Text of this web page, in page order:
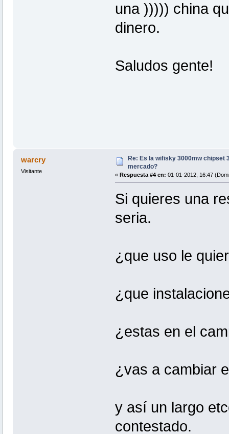
una ))))) china
dinero.
Saludos gente!
warcry
Visitante
Re: Es la wifisky 3000mw chipset
mercado?
« Respuesta #4 en: 01-01-2012, 16:47
Si quieres una
seria.
¿que uso le
¿que
¿estas en el
¿vas a cambiar
y así un largo
contestado.